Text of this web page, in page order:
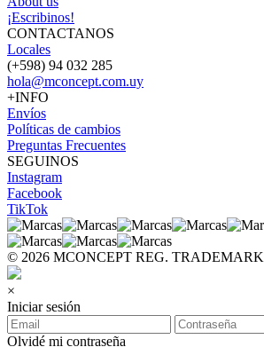
¡Escribinos!
CONTACTANOS
Locales
(+598) 94 032 285
hola@mconcept.com.uy
+INFO
Envíos
Políticas de cambios
Preguntas Frecuentes
SEGUINOS
Instagram
Facebook
TikTok
© 2026 MCONCEPT REG. TRADEMARK
×
Iniciar sesión
Olvidé mi contraseña